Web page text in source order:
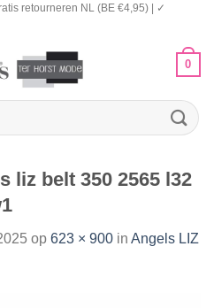
retourneren NL (BE €4,95) | ✓
0
liz belt 350 2565 l32
op 623 × 900 in Angels LIZ